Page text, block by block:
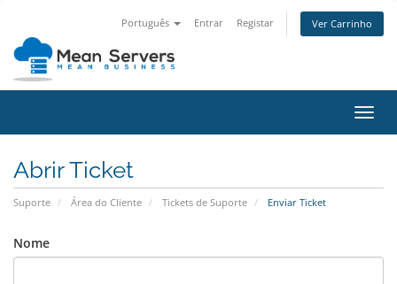
Português Entrar Registar Ver Carrinho
Abrir Ticket
Suporte Área do Cliente Tickets de Suporte Enviar Ticket
Nome